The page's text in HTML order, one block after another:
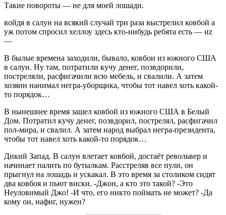
Такие повороты — не для моей лошади.
войдя в салун на всякий случай три раза выстрелил ковбой а
уж потом спросил хеллоу здесь кто-нибудь ребята есть — иz
—
В былые времена заходили, бывало, ковбои из южного США
в салун. Ну там, потратили кучу денег, позвдорили,
постреляли, расфигачили всю мебель, и свалили. А затем
хозяин нанимал негра-уборщика, чтобы тот навел хоть какой-
то порядок…
В нынешнее время зашел ковбой из южного США в Белый
Дом. Потратил кучу денег, позвдорил, пострелял, расфигачил
пол-мира, и свалил. А затем народ выбрал негра-президента,
чтобы тот навел хоть какой-то порядок…
Дикий Запад. В салун влетает ковбой, достаёт револьвер и
начинает палить по бутылкам. Расстреляв все пули, он
прыгнул на лошадь и ускакал. В это время за столиком сидят
два ковбоя и пьют виски. -Джон, а кто это такой? -Это
Неуловимый Джо! -И что, его никто поймать не может? -Да
кому он, нафиг, нужен?